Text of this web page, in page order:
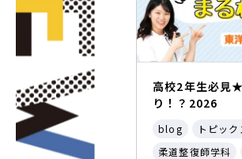
高校2年生必見
り！？2026
blog トピック
柔道整復師学科